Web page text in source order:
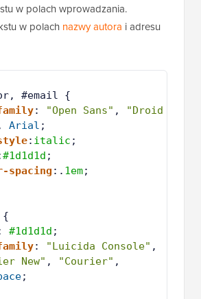
w polach wprowadzania.
w polach nazwy autora i adresu
#email {
: "Open Sans" ,
"Droid
Arial ;
: italic ;
#1d1d1d ;
:. 1em;
{
#1d1d1d ;
: "Luicida Console"
New" , "Courier"
;